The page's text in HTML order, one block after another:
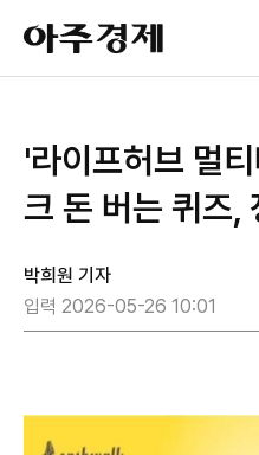
아
주
경
'라이프허브 멀
크 돈 버는 퀴즈,
박희원 기자
입력 2026-05-26 10:01